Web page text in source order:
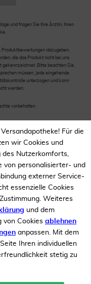
und fragen Sie Ihre Ärztin, Ihren
Produktbewertungen abzugeben.
die das Produkt nicht bei uns
Bitte beachten Sie,
müssen. Jede eingehende
unterzogen und kann
werden.
vorbehalten
Für die
wir Cookies und
des Nutzerkomforts,
von personalisierter- und
externer Service-
essenzielle Cookies
Weiteres
und dem
von Cookies ablehnen
anpassen. Mit dem
Ihren individuellen
stetig zu